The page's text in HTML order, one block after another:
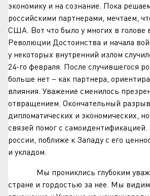
экономику и на сознание. Пока
российскими партнерами, мечтаем,
США. Вот что было у многих в голове
Революции Достоинства и начала
у некоторых внутренний излом
24-го февраля. После случившегося
больше нет – как партнера,
влияния. Уважение сменилось
отвращением. Окончательный
дипломатических и экономических,
связей помог с
россии, поближе к Западу с его
и укладом.
Мы прониклись глубоким
стране и гордостью за нее. Мы